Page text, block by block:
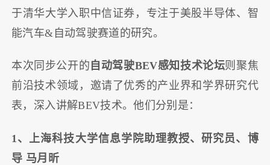
于清华大学入职中信证券，专注于美股半导体、智
能汽车&自动驾驶赛道的研究。
本次同步公开的 自动驾驶BEV感知技术论坛则聚焦
前沿技术领域，邀请了优秀的产业界和学界研究代
表，深入讲解BEV技术。他们分别是：
1、上海科技大学信息学院助理教授、研究员、博
导 马月昕